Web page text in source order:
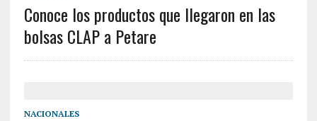
Conoce los productos que llegaron en las
bolsas CLAP a Petare
NACIONALES